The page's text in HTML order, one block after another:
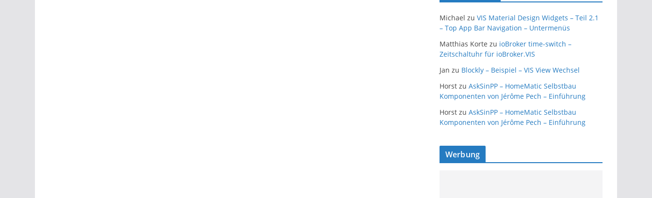
Michael zu VIS Material Design Widgets – Teil 2.1
– Top App Bar Navigation – Untermenüs
Matthias Korte zu ioBroker time-switch –
Zeitschaltuhr für ioBroker.VIS
Jan zu Blockly – Beispiel – VIS View Wechsel
Horst zu AskSinPP – HomeMatic Selbstbau
Komponenten von Jérôme Pech – Einführung
Horst zu AskSinPP – HomeMatic Selbstbau
Komponenten von Jérôme Pech – Einführung
Werbung